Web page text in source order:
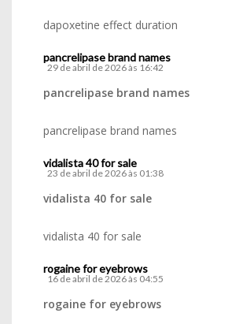
dapoxetine effect duration
pancrelipase brand names
29 de abril de 2026 às 16:42
pancrelipase brand names
pancrelipase brand names
vidalista 40 for sale
23 de abril de 2026 às 01:38
vidalista 40 for sale
vidalista 40 for sale
rogaine for eyebrows
16 de abril de 2026 às 04:55
rogaine for eyebrows